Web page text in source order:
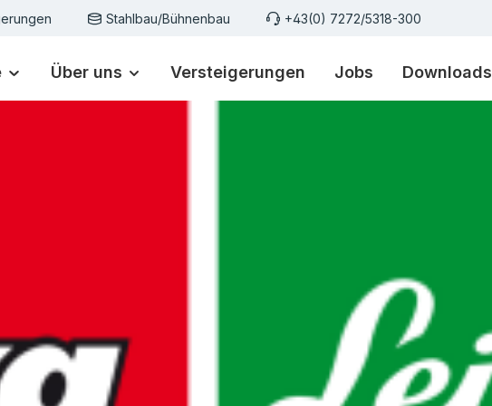
Stahlbau/Bühnenbau +43(0) 7272/5318-300
Über uns Versteigerungen Jobs Downloads